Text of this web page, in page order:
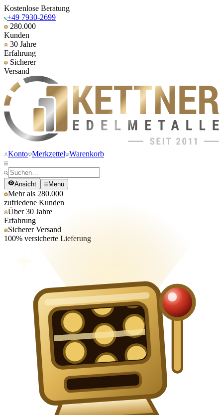
Kostenlose Beratung
+49 7930-2699
280.000
Kunden
30 Jahre
Erfahrung
Sicherer
Versand
Konto Merkzettel Warenkorb
Ansicht Menü
Mehr als 280.000
zufriedene Kunden
Über 30 Jahre
Erfahrung
Sicherer Versand
100% versicherte Lieferung